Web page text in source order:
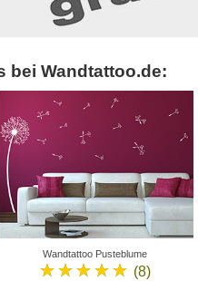
bei Wandtattoo.de:
Wandtattoo Pusteblume
★★★★★ (8)